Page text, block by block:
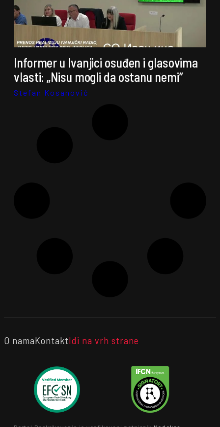
Informer u Ivanjici osuđen i glasovima
vlasti: „Nisu mogli da ostanu nemi”
Stefan Kosanović
O namaKontaktIdi na vrh strane